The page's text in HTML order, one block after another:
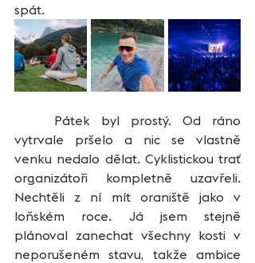
spát.
vytrvale pršelo a nic se vlastně
venku nedalo dělat. Cyklistickou trať
organizátoři kompletně uzavřeli.
Nechtěli z ní mít oraniště jako v
loňském roce. Já jsem stejně
plánoval zanechat všechny kosti v
neporušeném stavu, takže ambice